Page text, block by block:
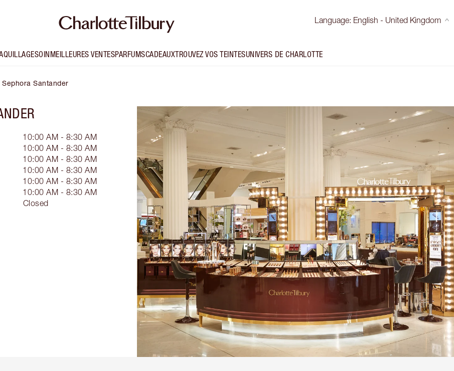
Language: English - United Kingdom
SOINMEILLEURES VENTESPARFUMSCADEAUXTROUVEZ VOS TEINTESUNIVERS DE CHARLOTTE
Santander
10:00 AM - 8:30 AM
10:00 AM - 8:30 AM
10:00 AM - 8:30 AM
10:00 AM - 8:30 AM
10:00 AM - 8:30 AM
10:00 AM - 8:30 AM
Closed